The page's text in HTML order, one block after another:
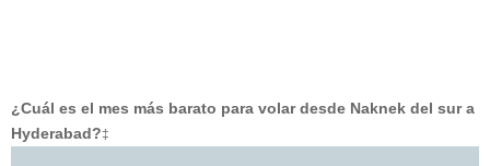
¿Cuál es el mes más barato para volar desde Naknek del sur a
Hyderabad?‡